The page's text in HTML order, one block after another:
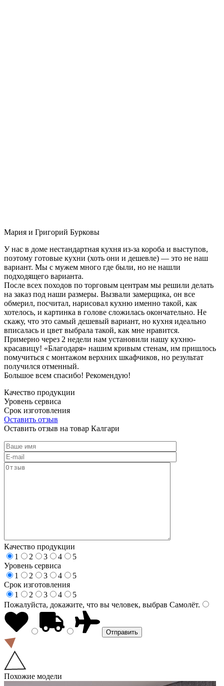
Мария и Григорий Бурковы
У нас в доме нестандартная кухня из-за короба и выступов,
поэтому готовые кухни (хоть они и дешевле) — это не наш
вариант. Мы с мужем много где были, но не нашли
подходящего варианта.
После всех походов по торговым центрам мы решили делать
на заказ под наши размеры. Вызвали замерщика, он все
обмерил, посчитал, нарисовал кухню именно такой, как
хотелось, и картинка в голове сложилась окончательно. Не
скажу, что это самый дешевый вариант, но кухня идеально
вписалась и цвет выбрала такой, как мне нравится.
Примерно через 2 недели нам установили нашу кухню-
красавицу! «Благодаря» нашим кривым стенам, им пришлось
помучиться с монтажом верхних шкафчиков, но результат
получился отменный.
Большое всем спасибо! Рекомендую!
Качество продукции
Уровень сервиса
Срок изготовления
Оставить отзыв
Оставить отзыв на товар Калгари
Качество продукции
1
2 3 4
5
Уровень сервиса
1
2 3 4
5
Срок изготовления
1
2 3 4
5
Пожалуйста, докажите, что вы человек, выбрав Самолёт.
Похожие модели